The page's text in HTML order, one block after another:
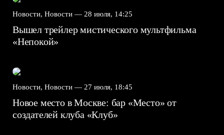
Новости, Новости — 28 июля, 14:25
Вышел трейлер мистического мультфильма
«Непокой»
Новости, Новости — 27 июля, 18:45
Новое место в Москве: бар «Место» от
создателей клуба «Клуб»